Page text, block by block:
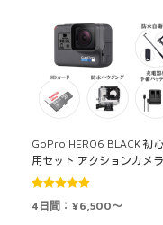
GoPro HERO6 BLACK 初
用セット アクションカメラ
5段階中
4日間：¥6,500～